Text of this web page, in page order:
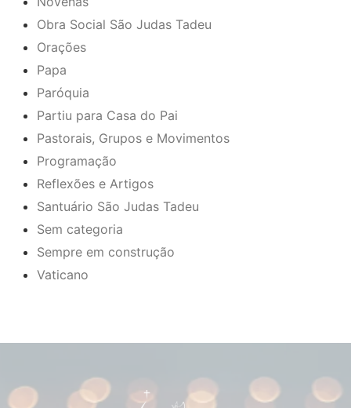
Obra Social São Judas Tadeu
Orações
Papa
Paróquia
Partiu para Casa do Pai
Pastorais, Grupos e Movimentos
Programação
Reflexões e Artigos
Santuário São Judas Tadeu
Sem categoria
Sempre em construção
Vaticano